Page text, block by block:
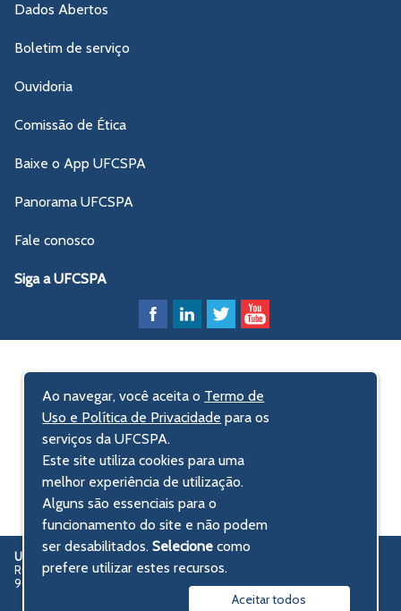
Dados Abertos
Boletim de serviço
Ouvidoria
Comissão de Ética
Baixe o App UFCSPA
Panorama UFCSPA
Fale conosco
Siga a UFCSPA
UFCSPA
Rua Sarmento Leite, 245 - Centro Histórico
90050-170 Porto Alegre, RS, Brasil
Ao navegar, você aceita o Termo de
Uso e Política de Privacidade para os
serviços da UFCSPA.
Este site utiliza cookies para uma
melhor experiência de utilização.
Alguns são essenciais para o
funcionamento do site e não podem
ser desabilitados.Selecionecomo
prefere utilizar estes recursos.
Aceitar todos